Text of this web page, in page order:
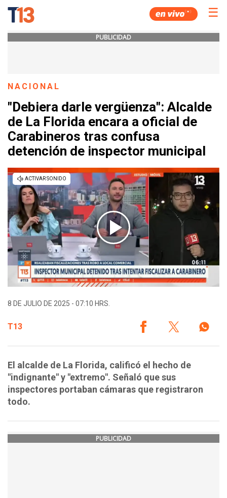
☰
PUBLICIDAD
NACIONAL
"Debiera darle vergüenza": Alcalde
de La Florida encara a oficial de
Carabineros tras confusa
detención de inspector municipal
8 DE JULIO DE 2025 - 07:10 HRS.
T13
El alcalde de La Florida, calificó el hecho de
"indignante" y "extremo". Señaló que sus
inspectores portaban cámaras que registraron
todo.
PUBLICIDAD